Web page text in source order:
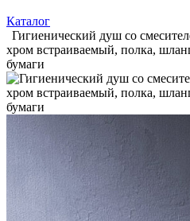
Каталог
Гигиенический душ со
хром встраиваемый, полка,
бумаги